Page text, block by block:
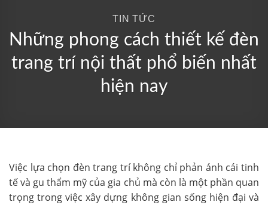
TIN TỨC
Những phong cách thiết kế đèn
trang trí nội thất phổ biến nhất
hiện nay
Việc lựa chọn đèn trang trí không chỉ phản ánh cái tinh
tế và gu thẩm mỹ của gia chủ mà còn là một phần quan
trọng trong việc xây dựng không gian sống hiện đại và